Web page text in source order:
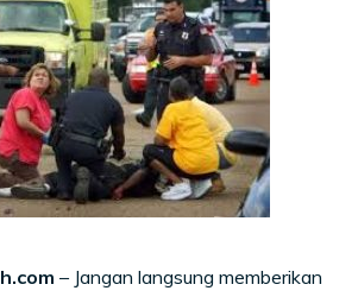
– Jangan langsung memberikan